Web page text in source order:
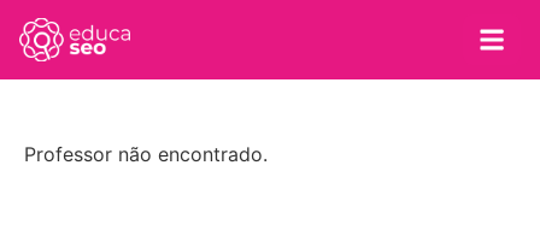
Professor não encontrado.